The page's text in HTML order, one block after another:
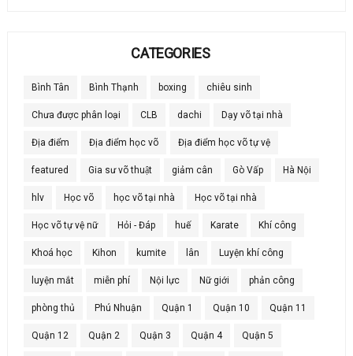
CATEGORIES
Bình Tân Bình Thạnh boxing chiêu sinh
Chưa được phân loại CLB dachi Dạy võ tại nhà
Địa điểm Địa điểm học võ Địa điểm học võ tự vệ
featured Gia sư võ thuật giảm cân Gò Vấp Hà Nội
hlv Học võ học võ tại nhà Học võ tại nhà
Học võ tự vệ nữ Hỏi - Đáp huế Karate Khí công
Khoá học Kihon kumite lân Luyện khí công
luyện mắt miễn phí Nội lực Nữ giới phản công
phòng thủ Phú Nhuận Quận 1 Quận 10 Quận 11
Quận 12 Quận 2 Quận 3 Quận 4 Quận 5